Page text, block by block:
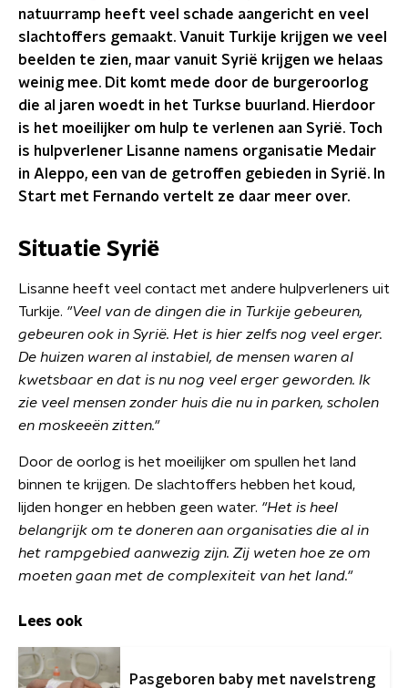
natuurramp heeft veel schade aangericht en veel
slachtoffers gemaakt. Vanuit Turkije krijgen we veel
beelden te zien, maar vanuit Syrië krijgen we helaas
weinig mee. Dit komt mede door de burgeroorlog
die al jaren woedt in het Turkse buurland. Hierdoor
is het moeilijker om hulp te verlenen aan Syrië. Toch
is hulpverlener Lisanne namens organisatie Medair
in Aleppo, een van de getroffen gebieden in Syrië. In
Start met Fernando vertelt ze daar meer over.
Situatie Syrië
Lisanne heeft veel contact met andere hulpverleners uit
Turkije. "Veel van de dingen die in Turkije gebeuren,
gebeuren ook in Syrië. Het is hier zelfs nog veel erger.
De huizen waren al instabiel, de mensen waren al
kwetsbaar en dat is nu nog veel erger geworden. Ik
zie veel mensen zonder huis die nu in parken, scholen
en moskeeën zitten."
Door de oorlog is het moeilijker om spullen het land
binnen te krijgen. De slachtoffers hebben het koud,
lijden honger en hebben geen water. "Het is heel
belangrijk om te doneren aan organisaties die al in
het rampgebied aanwezig zijn. Zij weten hoe ze om
moeten gaan met de complexiteit van het land."
Lees ook
Pasgeboren baby met navelstreng